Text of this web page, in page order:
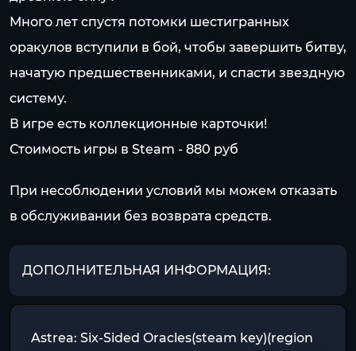
Много лет спустя потомки шестигранных
оракулов вступили в бой, чтобы завершить битву,
начатую предшественниками, и спасти звездную
систему.
В игре есть коллекционные карточки!
Стоимость игры в Steam - 880 pуб
При несоблюдении условий мы можем отказать
в обслуживании без возврата средств.
ДОПОЛНИТЕЛЬНАЯ ИНФОРМАЦИЯ:
Astrea: Six-Sided Oracles(steam key)(region